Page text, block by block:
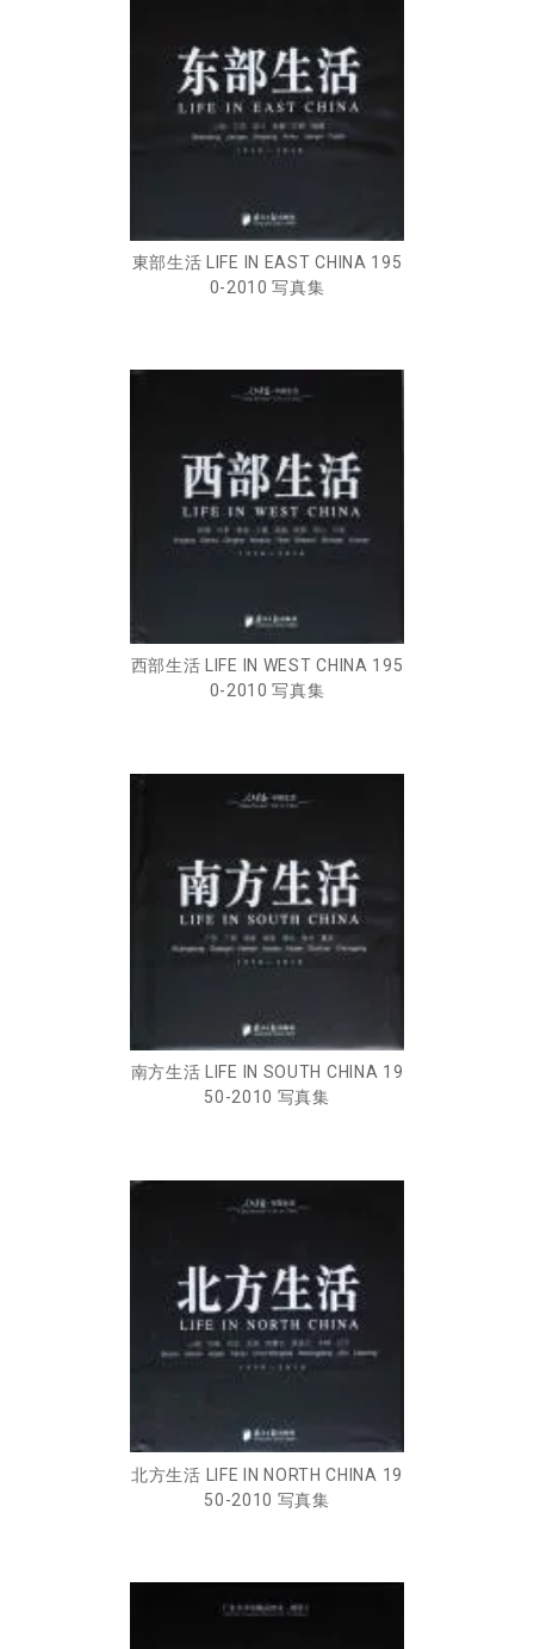
東部生活 LIFE IN EAST CHINA 195
0-2010 写真集
西部生活 LIFE IN WEST CHINA 195
0-2010 写真集
南方生活 LIFE IN SOUTH CHINA 19
50-2010 写真集
北方生活 LIFE IN NORTH CHINA 19
50-2010 写真集